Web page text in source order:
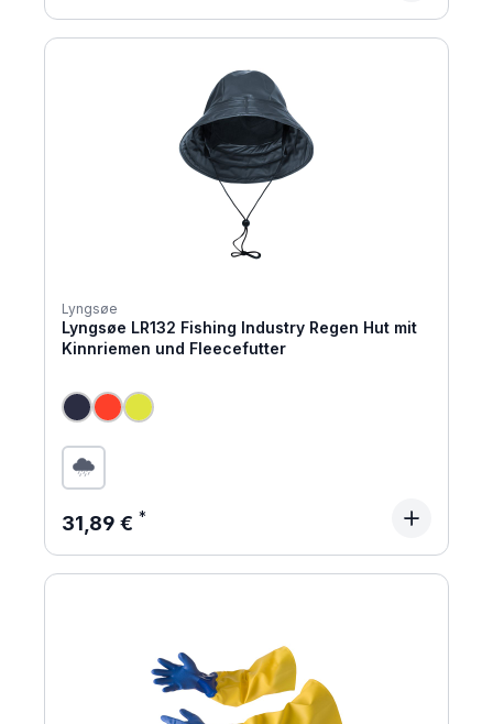
Lyngsøe
Lyngsøe LR132 Fishing Industry Regen Hut mit
Kinnriemen und Fleecefutter
Regulärer Preis:
31,89 €